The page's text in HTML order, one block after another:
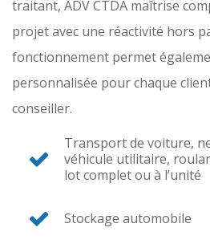
traitant, ADVCTDA maîtrise
projet avec une réactivité hors
fonctionnement permet
personnalisée pour chaque
conseiller.
Transport de voiture,
véhicule utilitaire,
lot complet ou à l’unité
Stockage automobile